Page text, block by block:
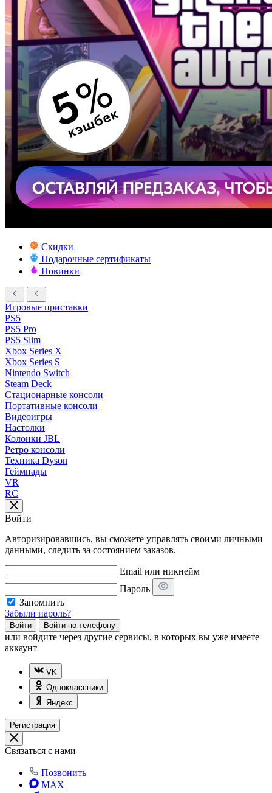
Скидки
Подарочные сертификаты
Новинки
Игровые приставки
PS5
PS5 Pro
PS5 Slim
Xbox Series X
Xbox Series S
Nintendo Switch
Steam Deck
Стационарные консоли
Портативные консоли
Видеоигры
Настолки
Колонки JBL
Ретро консоли
Техника Dyson
Геймпады
VR
RC
Войти
Авторизировавшись, вы сможете управлять своими личными
данными, следить за состоянием заказов.
Email или никнейм
Пароль
Запомнить
Забыли пароль?
Войти Войти по телефону
или войдите через другие сервисы, в которых вы уже имеете
аккаунт
VK
Одноклассники
Яндекс
Регистрация
Связаться с нами
Позвонить
MAX